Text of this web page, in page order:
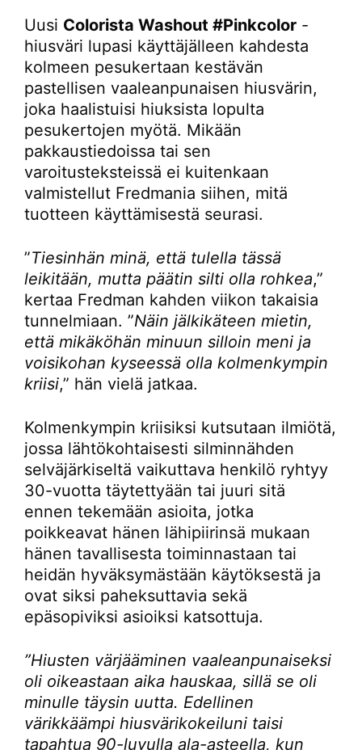
Uusi Colorista Washout #Pinkcolor -
hiusväri lupasi käyttäjälleen kahdesta
kolmeen pesukertaan kestävän
pastellisen vaaleanpunaisen hiusvärin,
joka haalistuisi hiuksista lopulta
pesukertojen myötä. Mikään
pakkaustiedoissa tai sen
varoitusteksteissä ei kuitenkaan
valmistellut Fredmania siihen, mitä
tuotteen käyttämisestä seurasi.
”Tiesinhän minä, että tulella tässä
leikitään, mutta päätin silti olla rohkea,”
kertaa Fredman kahden viikon takaisia
tunnelmiaan. ”Näin jälkikäteen mietin,
että mikäköhän minuun silloin meni ja
voisikohan kyseessä olla kolmenkympin
kriisi,” hän vielä jatkaa.
Kolmenkympin kriisiksi kutsutaan ilmiötä,
jossa lähtökohtaisesti silminnähden
selväjärkiseltä vaikuttava henkilö ryhtyy
30-vuotta täytettyään tai juuri sitä
ennen tekemään asioita, jotka
poikkeavat hänen lähipiirinsä mukaan
hänen tavallisesta toiminnastaan tai
heidän hyväksymästään käytöksestä ja
ovat siksi paheksuttavia sekä
epäsopiviksi asioiksi katsottuja.
”Hiusten värjääminen vaaleanpunaiseksi
oli oikeastaan aika hauskaa, sillä se oli
minulle täysin uutta. Edellinen
värikkäämpi hiusvärikokeiluni taisi
tapahtua 90-luvulla ala-asteella, kun